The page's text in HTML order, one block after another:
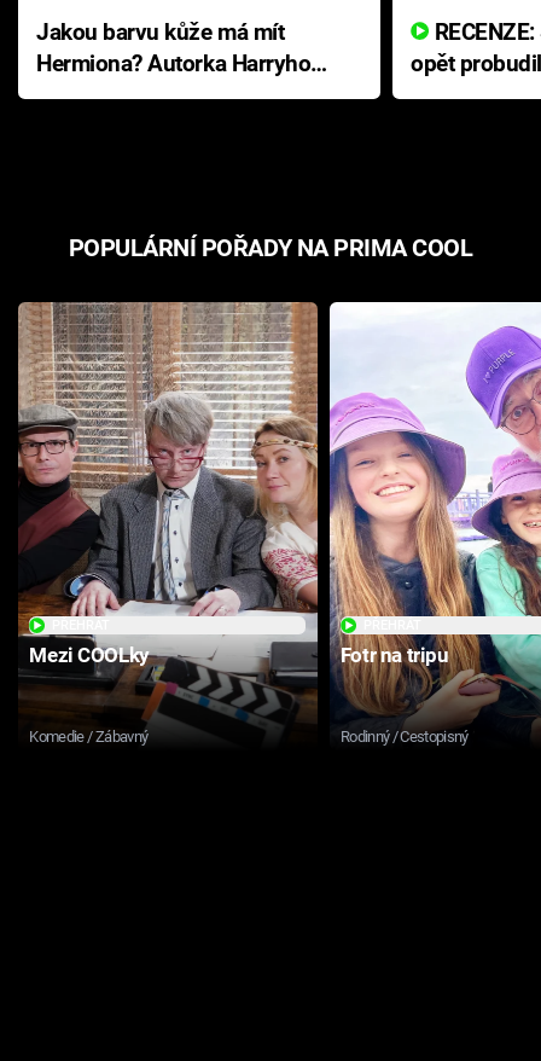
Jakou barvu kůže má mít
Hermiona? Autorka Harryho
Pottera přišla s ráznou
opět
přichází s
POPULÁRNÍ POŘADY NA PRIMA COOL
Mezi COOLky
Komedie / Zábavný
Fotr na tripu
Rodinný / Cestopisný